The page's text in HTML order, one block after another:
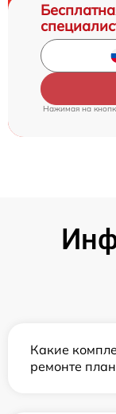
Нажимая на
Какие
ремонте